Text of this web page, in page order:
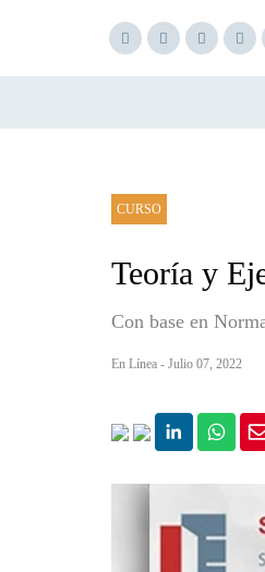
CURSO
Teoría y
Con base en
En Línea - Julio 07, 2022